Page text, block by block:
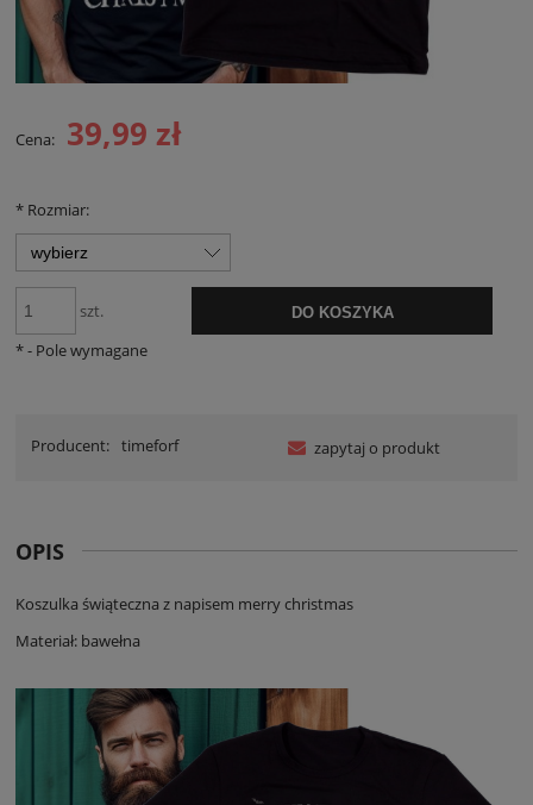
Cena: 39,99 zł
* Rozmiar:
szt. DO KOSZYKA
*- Pole wymagane
Producent: timeforf zapytaj o produkt
OPIS
Koszulka świąteczna z napisem merry christmas
Materiał: bawełna